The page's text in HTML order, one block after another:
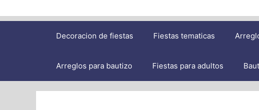
Decoracion de fiestas Fiestas tematicas
Arreglos para bautizo Fiestas para adultos